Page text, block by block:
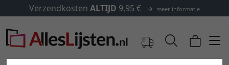
Verzendkosten ALTIJD 9,95 € meer informatie